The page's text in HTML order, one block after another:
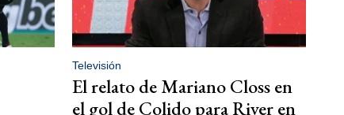
Televisión
El relato de Mariano Closs en
el gol de Colido para River en